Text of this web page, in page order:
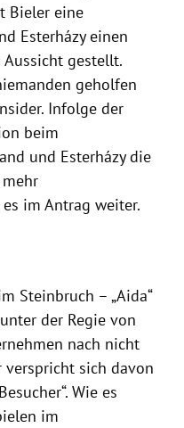
Bieler eine
Esterházy einen
Aussicht gestellt.
geholfen
Infolge der
beim
und Esterházy die
im Antrag weiter.
Steinbruch – „Aida“
der Regie von
nach nicht
verspricht sich davon
Wie es
im